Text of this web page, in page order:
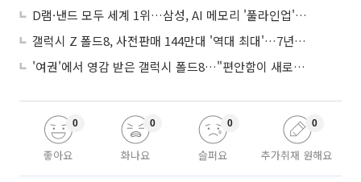
D램·낸드 모두 세계 1위…삼성, AI 메모리 '풀라인업'으로 승부
갤럭시 Z 폴드8, 사전판매 144만대 '역대 최대'…7년만에 갤노트10 기록 넘어
'여권'에서 영감 받은 갤럭시 폴드8…"편안함이 새로운 디자인 경쟁력"
좋아요
0
화나요
0
슬퍼요
0
추가취재 원해요
0